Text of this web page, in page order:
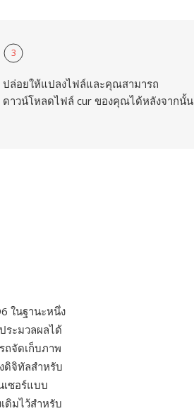
3
ปล่อยให้แปลงไฟล์และคุณสามารถ
ดาวน์โหลดไฟล์ cur ของคุณได้หลังจากนั้น
ในฐานะหนึ่ง
ระมวลผลได้
ถจัดเก็บภาพ
ดิจิทัลสำหรับ
ซอร์แบบ
ดิมไว้สำหรับ